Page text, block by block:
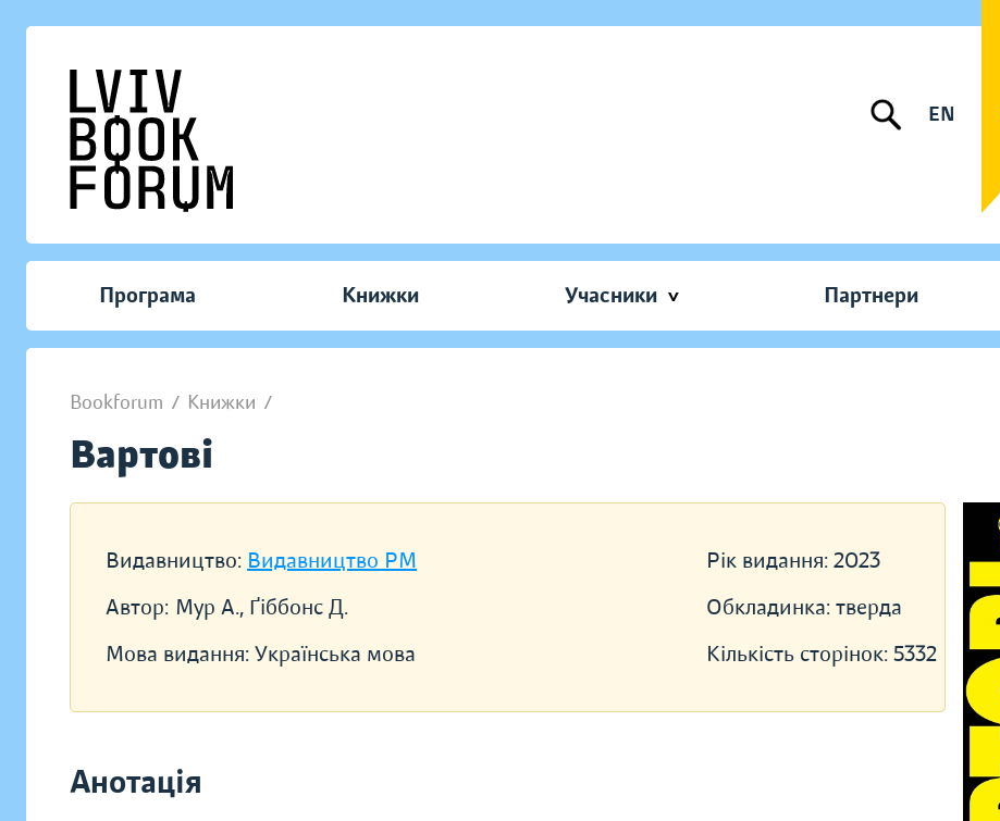
EN
Програма Книжки Учасники Партнери
Bookforum / Книжки /
Вартові
Видавництво: Видавництво РМ
Автор: Мур А., Ґіббонс Д.
Мова видання: Українська мова
Рік видання: 2023
Обкладинка: тверда
Кількість сторінок: 5332
Анотація